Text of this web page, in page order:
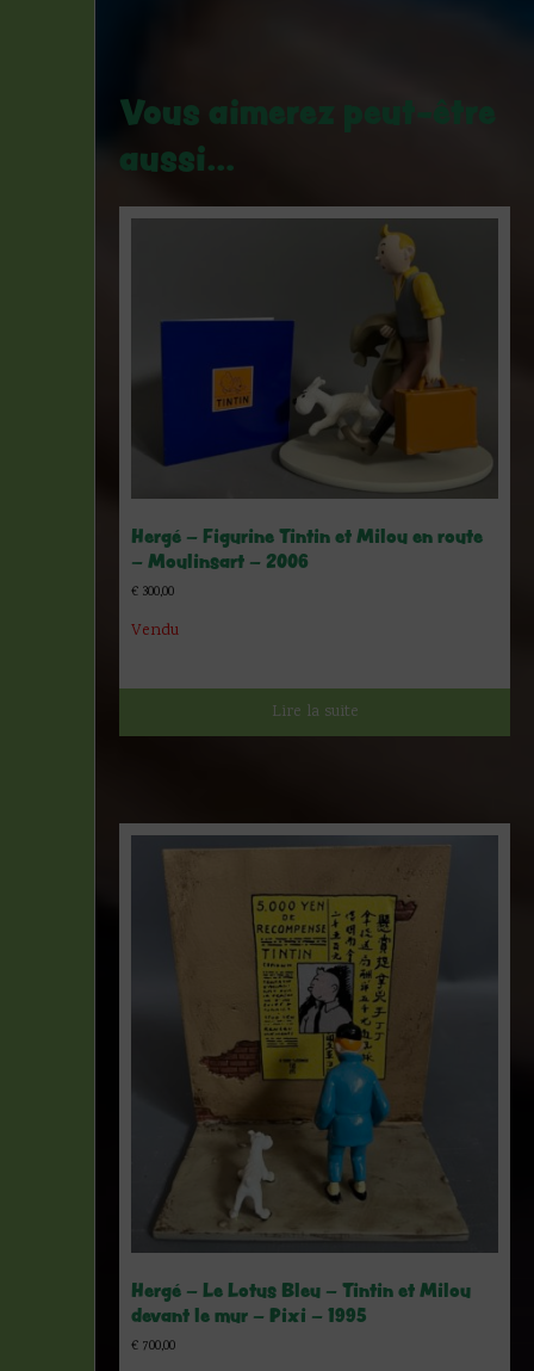
Vous aimerez peut-être
aussi…
Hergé – Figurine Tintin et Milou en route
– Moulinsart – 2006
€ 300,00
Vendu
Lire la suite
Hergé – Le Lotus Bleu – Tintin et Milou
devant le mur – Pixi – 1995
€ 700,00